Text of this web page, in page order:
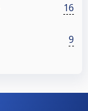
16
9